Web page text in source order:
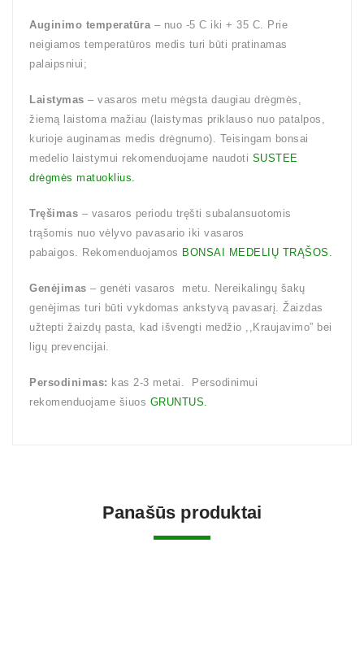
Auginimo temperatūra– nuo -5 C iki + 35 C. Prie
neigiamos temperatūros medis turi būti pratinamas
palaipsniui;
Laistymas – vasaros metu mėgsta daugiau drėgmės,
žiemą laistoma mažiau (laistymas priklauso nuo patalpos,
kurioje auginamas medis drėgnumo). Teisingam bonsai
medelio laistymui rekomenduojame naudoti SUSTEE
drėgmės matuoklius.
Tręšimas – vasaros periodu tręšti subalansuotomis
trąšomis nuo vėlyvo pavasario iki vasaros
pabaigos. Rekomenduojamos BONSAI MEDELIŲ TRĄŠOS.
Genėjimas – genėti vasaros metu. Nereikalingų šakų
genėjimas turi būti vykdomas ankstyvą pavasarį. Žaizdas
užtepti žaizdų pasta, kad išvengti medžio ,,Kraujavimo” bei
ligų prevencijai.
Persodinimas: kas 2-3 metai. Persodinimui
rekomenduojame šiuos GRUNTUS.
Panašūs produktai